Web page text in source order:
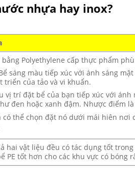
nhựa hay inox?
Polyethylene cấp thực phẩm
sáng màu tiếp xúc với ánh sáng
triển của tảo và vi khuẩn.
vị trí đặt bể của bạn tiếp xúc với
đen hoặc xanh đậm. Nhược điểm
có thể chọn đặt nó dưới mái hiên
hai vật liệu đều có tác dụng tốt
PE tốt hơn cho các khu vực có bóng